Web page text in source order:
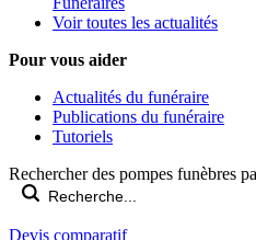
Voir toutes les actualités
Pour vous aider
Actualités du funéraire
Publications du funéraire
Tutoriels
Rechercher des pompes funèbres
Devis comparatif